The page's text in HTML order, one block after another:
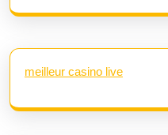
meilleur casino live